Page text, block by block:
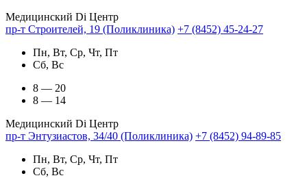
Медицинский Di Центр
пр-т Строителей, 19 (Поликлиника) +7 (8452) 45-24-27
Пн, Вт, Ср, Чт, Пт
Сб, Вс
8 — 20
8 — 14
Медицинский Di Центр
пр-т Энтузиастов, 34/40 (Поликлиника) +7 (8452) 94-89-85
Пн, Вт, Ср, Чт, Пт
Сб, Вс